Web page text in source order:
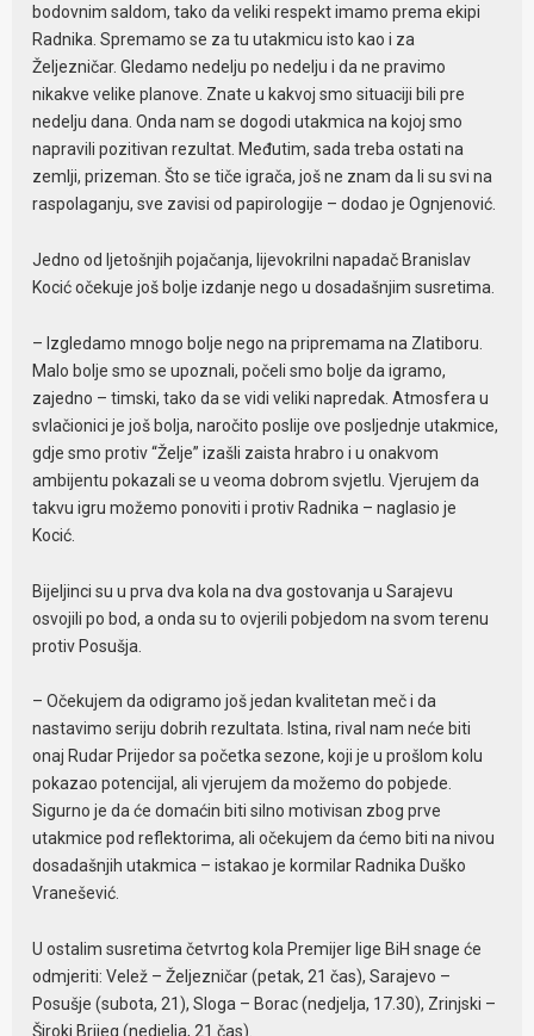
bodovnim saldom, tako da veliki respekt imamo prema ekipi
Radnika. Spremamo se za tu utakmicu isto kao i za
Željezničar. Gledamo nedelju po nedelju i da ne pravimo
nikakve velike planove. Znate u kakvoj smo situaciji bili pre
nedelju dana. Onda nam se dogodi utakmica na kojoj smo
napravili pozitivan rezultat. Međutim, sada treba ostati na
zemlji, prizeman. Što se tiče igrača, još ne znam da li su svi na
raspolaganju, sve zavisi od papirologije – dodao je Ognjenović.
Jedno od ljetošnjih pojačanja, lijevokrilni napadač Branislav
Kocić očekuje još bolje izdanje nego u dosadašnjim susretima.
– Izgledamo mnogo bolje nego na pripremama na Zlatiboru.
Malo bolje smo se upoznali, počeli smo bolje da igramo,
zajedno – timski, tako da se vidi veliki napredak. Atmosfera u
svlačionici je još bolja, naročito poslije ove posljednje utakmice,
gdje smo protiv “Želje” izašli zaista hrabro i u onakvom
ambijentu pokazali se u veoma dobrom svjetlu. Vjerujem da
takvu igru možemo ponoviti i protiv Radnika – naglasio je
Kocić.
Bijeljinci su u prva dva kola na dva gostovanja u Sarajevu
osvojili po bod, a onda su to ovjerili pobjedom na svom terenu
protiv Posušja.
– Očekujem da odigramo još jedan kvalitetan meč i da
nastavimo seriju dobrih rezultata. Istina, rival nam neće biti
onaj Rudar Prijedor sa početka sezone, koji je u prošlom kolu
pokazao potencijal, ali vjerujem da možemo do pobjede.
Sigurno je da će domaćin biti silno motivisan zbog prve
utakmice pod reflektorima, ali očekujem da ćemo biti na nivou
dosadašnjih utakmica – istakao je kormilar Radnika Duško
Vranešević.
U ostalim susretima četvrtog kola Premijer lige BiH snage će
odmjeriti: Velež – Željezničar (petak, 21 čas), Sarajevo –
Posušje (subota, 21), Sloga – Borac (nedjelja, 17.30), Zrinjski –
Široki Brijeg (nedjelja, 21 čas).